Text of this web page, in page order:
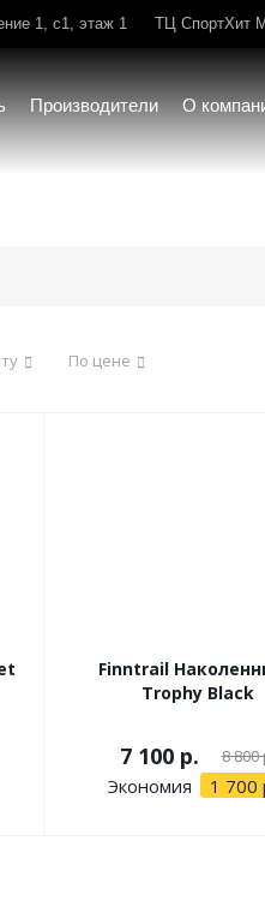
1, с1, этаж 1 ТЦ СпортХит
Производители О
По цене
Finntrail
Trophy Black
7 100 р. 8 800
Экономия 1 700